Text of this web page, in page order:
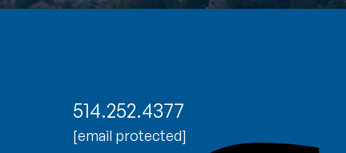
514.252.4377
[email protected]